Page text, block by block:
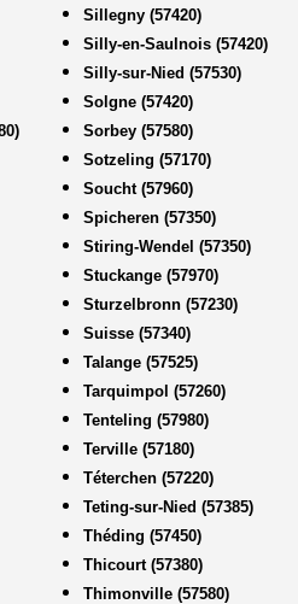
Sillegny (57420)
Silly-en-Saulnois (57420)
Silly-sur-Nied (57530)
Solgne (57420)
Sorbey (57580)
Sotzeling (57170)
Soucht (57960)
Spicheren (57350)
Stiring-Wendel (57350)
Stuckange (57970)
Sturzelbronn (57230)
Suisse (57340)
Talange (57525)
Tarquimpol (57260)
Tenteling (57980)
Terville (57180)
Téterchen (57220)
Teting-sur-Nied (57385)
Théding (57450)
Thicourt (57380)
Thimonville (57580)